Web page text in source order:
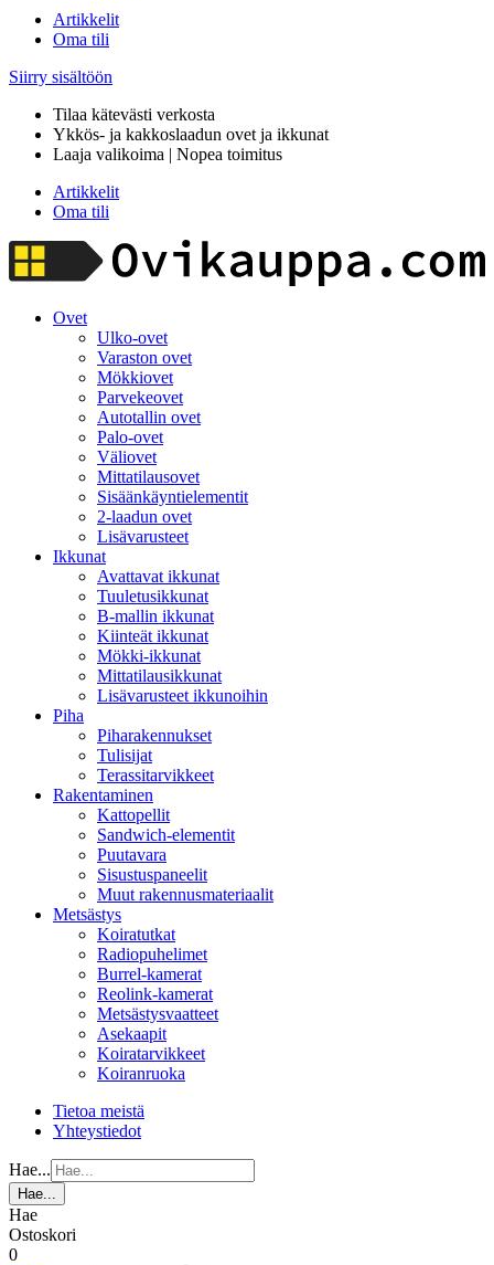
Artikkelit
Oma tili
Siirry sisältöön
Tilaa kätevästi verkosta
Ykkös- ja kakkoslaadun ovet ja ikkunat
Laaja valikoima | Nopea toimitus
Artikkelit
Oma tili
Ovet
Ulko-ovet
Varaston ovet
Mökkiovet
Parvekeovet
Autotallin ovet
Palo-ovet
Väliovet
Mittatilausovet
Sisäänkäyntielementit
2-laadun ovet
Lisävarusteet
Ikkunat
Avattavat ikkunat
Tuuletusikkunat
B-mallin ikkunat
Kiinteät ikkunat
Mökki-ikkunat
Mittatilausikkunat
Lisävarusteet ikkunoihin
Piha
Piharakennukset
Tulisijat
Terassitarvikkeet
Rakentaminen
Kattopellit
Sandwich-elementit
Puutavara
Sisustuspaneelit
Muut rakennusmateriaalit
Metsästys
Koiratutkat
Radiopuhelimet
Burrel-kamerat
Reolink-kamerat
Metsästysvaatteet
Asekaapit
Koiratarvikkeet
Koiranruoka
Tietoa meistä
Yhteystiedot
Hae...
Hae...
Hae
Ostoskori
0